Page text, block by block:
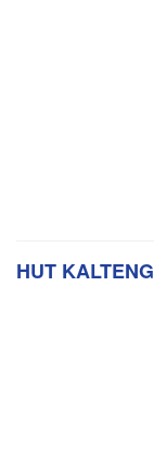
HUT KALTENG